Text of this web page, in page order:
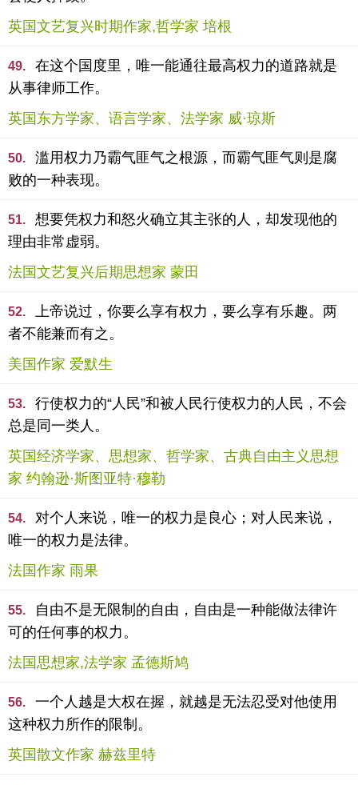
英国文艺复兴时期作家,哲学家 培根
49.
在这个国度里，唯一能通往最高权力的道路就是
从事律师工作。
英国东方学家、语言学家、法学家 威·琼斯
50.
滥用权力乃霸气匪气之根源，而霸气匪气则是腐
败的一种表现。
51.
想要凭权力和怒火确立其主张的人，却发现他的
理由非常虚弱。
法国文艺复兴后期思想家 蒙田
52.
上帝说过，你要么享有权力，要么享有乐趣。两
者不能兼而有之。
美国作家 爱默生
53.
行使权力的“人民”和被人民行使权力的人民，不会
总是同一类人。
英国经济学家、思想家、哲学家、古典自由主义思想
家 约翰逊·斯图亚特·穆勒
54.
对个人来说，唯一的权力是良心；对人民来说，
唯一的权力是法律。
法国作家 雨果
55.
自由不是无限制的自由，自由是一种能做法律许
可的任何事的权力。
法国思想家,法学家 孟德斯鸠
56.
一个人越是大权在握，就越是无法忍受对他使用
这种权力所作的限制。
英国散文作家 赫兹里特